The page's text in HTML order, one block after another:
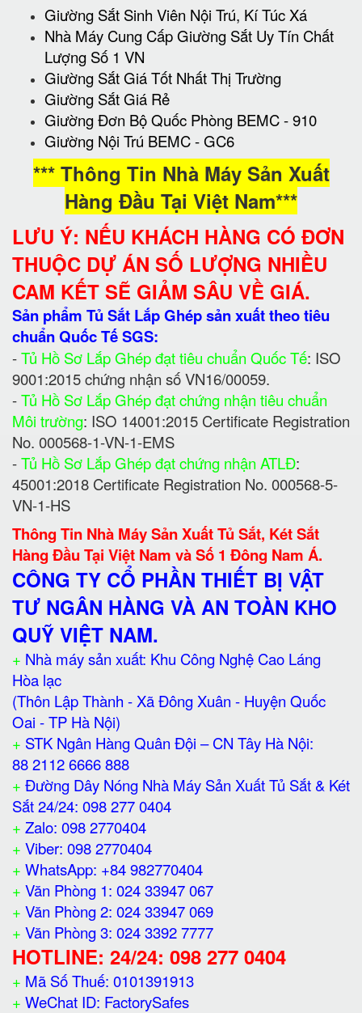
Giường Sắt Sinh Viên Nội Trú, Kí Túc Xá
Nhà Máy Cung Cấp Giường Sắt Uy Tín Chất
Lượng Số 1 VN
Giường Sắt Giá Tốt Nhất Thị Trường
Giường Sắt Giá Rẻ
Giường Đơn Bộ Quốc Phòng BEMC - 910
Giường Nội Trú BEMC - GC6
*** Thông Tin Nhà Máy Sản Xuất
Hàng Đầu Tại Việt Nam***
LƯU Ý: NẾU KHÁCH HÀNG CÓ ĐƠN
THUỘC DỰ ÁN SỐ LƯỢNG NHIỀU
CAM KẾT SẼ GIẢM SÂU VỀ GIÁ.
Sản phẩm Tủ Sắt Lắp Ghép sản xuất theo tiêu
chuẩn Quốc Tế SGS:
-Tủ Hồ Sơ Lắp Ghép đạt tiêu chuẩn Quốc Tế: ISO
9001:2015 chứng nhận số VN16/00059.
-Tủ Hồ Sơ Lắp Ghép đạt chứng nhận tiêu chuẩn
Môi trường: ISO 14001:2015 Certificate Registration
No. 000568-1-VN-1-EMS
-Tủ Hồ Sơ Lắp Ghép đạt chứng nhận ATLĐ:
45001:2018 Certificate Registration No. 000568-5-
VN-1-HS
Thông Tin Nhà Máy Sản Xuất Tủ Sắt, Két Sắt
Hàng Đầu Tại Việt Nam và Số 1 Đông Nam Á.
CÔNG TY CỔ PHẦN THIẾT BỊ VẬT
TƯ NGÂN HÀNG VÀ AN TOÀN KHO
QUỸ VIỆT NAM.
+ Nhà máy sản xuất: Khu Công Nghệ Cao Láng
Hòa lạc
(Thôn Lập Thành - Xã Đông Xuân - Huyện Quốc
Oai - TP Hà Nội)
+ STK Ngân Hàng Quân Đội – CN Tây Hà Nội:
88 2112 6666 888
+ Đường Dây Nóng Nhà Máy Sản Xuất Tủ Sắt & Két
Sắt 24/24: 098 277 0404
+ Zalo: 098 2770404
+ Viber: 098 2770404
+ WhatsApp: +84 982770404
+ Văn Phòng 1: 024 33947 067
+ Văn Phòng 2: 024 33947 069
+ Văn Phòng 3: 024 3392 7777
HOTLINE: 24/24: 098 277 0404
+ Mã Số Thuế: 0101391913
+ WeChat ID: FactorySafes